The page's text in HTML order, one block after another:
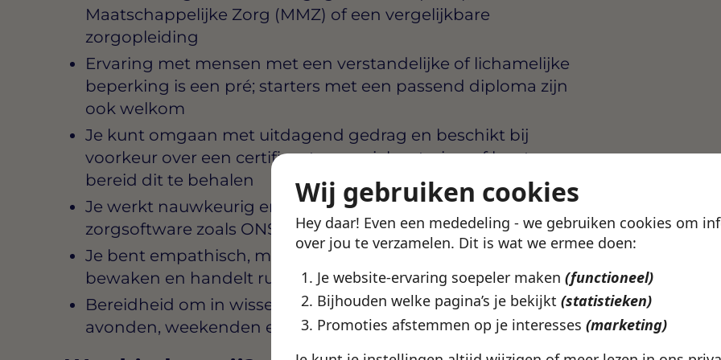
Wij gebruiken cookies
Hey daar! Even een mededeling - we gebruiken cookies om
over jou te verzamelen. Dit is wat we ermee doen:
Je website-ervaring soepeler maken (functioneel)
Bijhouden welke pagina’s je bekijkt (statistieken)
Promoties afstemmen op je interesses (marketing)
Maatschappelijke Zorg (MMZ) of een vergelijkbare
zorgopleiding
Ervaring met mensen met een verstandelijke of lichamelijke
beperking is een pré; starters met een passend diploma zijn
ook welkom
Je kunt omgaan met uitdagend gedrag en beschikt bij
voorkeur over een certificaat agressiehantering of bent
bereid dit te behalen
Je werkt nauwkeurig en legt rapportages helder vast in
zorgsoftware zoals ONS of vergelijkbare systemen
Je bent empathisch, maar weet ook professionele grenzen te
bewaken en handelt rustig in stressvolle situaties
Bereidheid om in wisselende diensten te werken, inclusief
avonden, weekenden en feestdagen, is noodzakelijk